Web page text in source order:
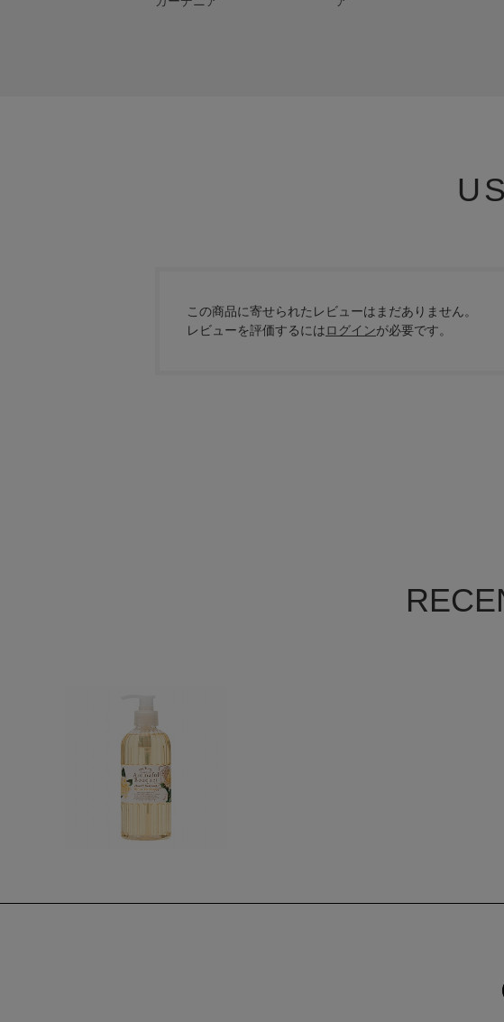
この商品に寄せられたレビューはまだありません。
レビューを評価するにはログインが必要です。